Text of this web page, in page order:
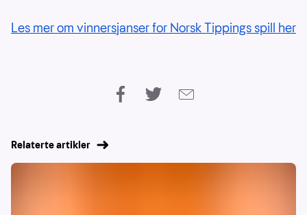
Les mer om vinnersjanser for Norsk Tippings spill her
Relaterte artikler